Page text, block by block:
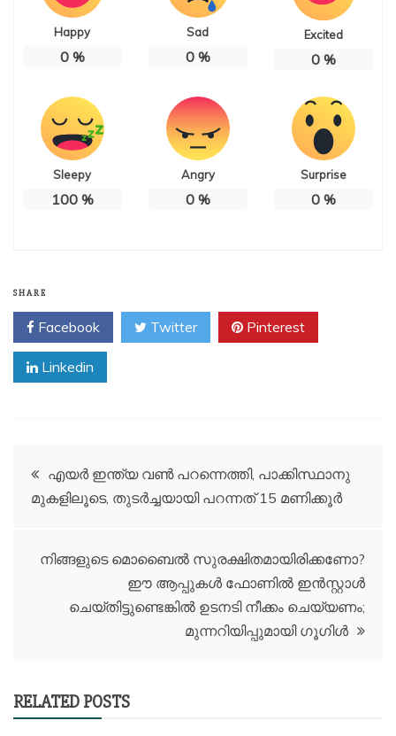
Happy
0%
Sad
0%
Excited
0%
Sleepy
100%
Angry
0%
Surprise
0%
SHARE
Facebook Twitter Pinterest
Linkedin
Post
navigation
എയർ ഇന്ത്യ വൺ പറന്നെത്തി, പാക്കിസ്ഥാനു
മുകളിലൂടെ, തുടർച്ചയായി പറന്നത് 15 മണിക്കൂർ
നിങ്ങളുടെ മൊബൈൽ സുരക്ഷിതമായിരിക്കണോ?
ഈ ആപ്പുകള്‍ ഫോണില്‍ ഇന്‍സ്റ്റാള്‍
ചെയ്തിട്ടുണ്ടെങ്കില്‍ ഉടനടി നീക്കം ചെയ്യണം;
മുന്നറിയിപ്പുമായി ഗൂഗിള്‍
RELATED POSTS